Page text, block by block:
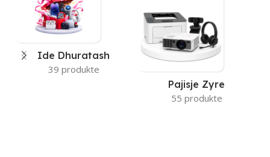
Ide Dhuratash
39 produkte
Pajisje Zyre
55 produkte